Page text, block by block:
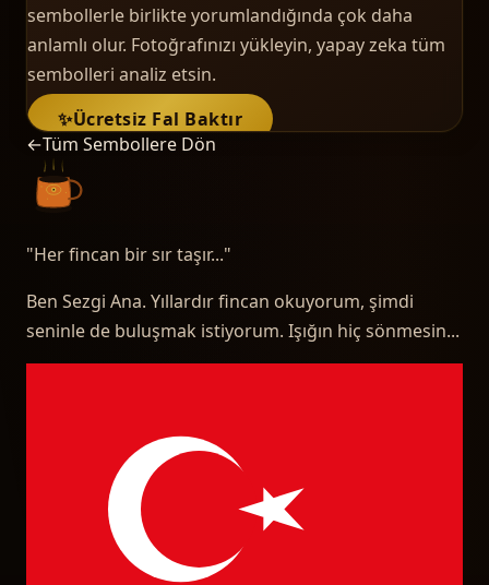
sembollerle birlikte yorumlandığında çok daha
anlamlı olur. Fotoğrafınızı yükleyin, yapay zeka tüm
sembolleri analiz etsin.
✨Ücretsiz Fal Baktır
←Tüm Sembollere Dön
"Her fincan bir sır taşır..."
Ben Sezgi Ana. Yıllardır fincan okuyorum, şimdi
seninle de buluşmak istiyorum. Işığın hiç sönmesin...